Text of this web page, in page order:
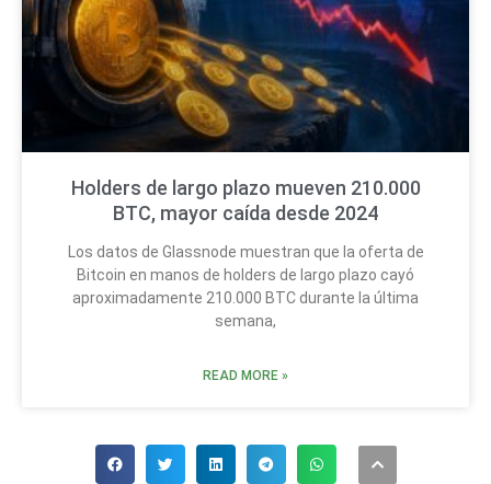
Holders de largo plazo mueven 210.000
BTC, mayor caída desde 2024
Los datos de Glassnode muestran que la oferta de
Bitcoin en manos de holders de largo plazo cayó
aproximadamente 210.000 BTC durante la última
semana,
READ MORE »